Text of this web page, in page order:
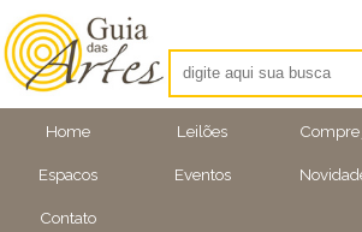
Home Leilões Compre
Espacos Eventos
Contato